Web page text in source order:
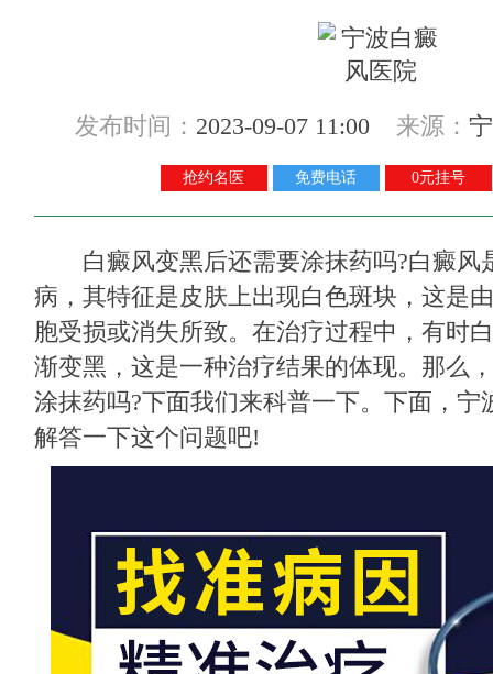
发布时间： 2023-09-07 11:00 来源：
抢约名医 免费电话 0元挂号
白癜风变黑后还需要涂抹药吗?白癜风
病，其特征是皮肤上出现白色斑块，这是
胞受损或消失所致。在治疗过程中，有时
渐变黑，这是一种治疗结果的体现。那么
涂抹药吗?下面我们来科普一下。下面，宁
解答一下这个问题吧!